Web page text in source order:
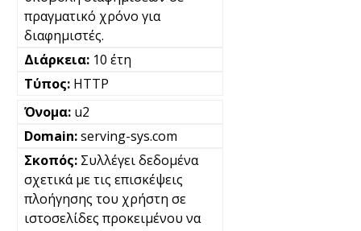
πραγματικό χρόνο για
διαφημιστές.
10 έτη
HTTP
u2
serving-sys.com
Συλλέγει δεδομένα
σχετικά με τις επισκέψεις
πλοήγησης του χρήστη σε
ιστοσελίδες προκειμένου να